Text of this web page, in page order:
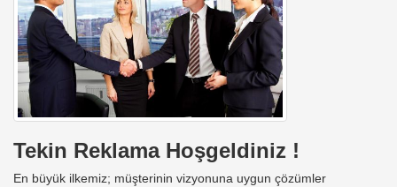
Tekin Reklama Hoşgeldiniz !
En büyük ilkemiz; müşterinin vizyonuna uygun çözümler